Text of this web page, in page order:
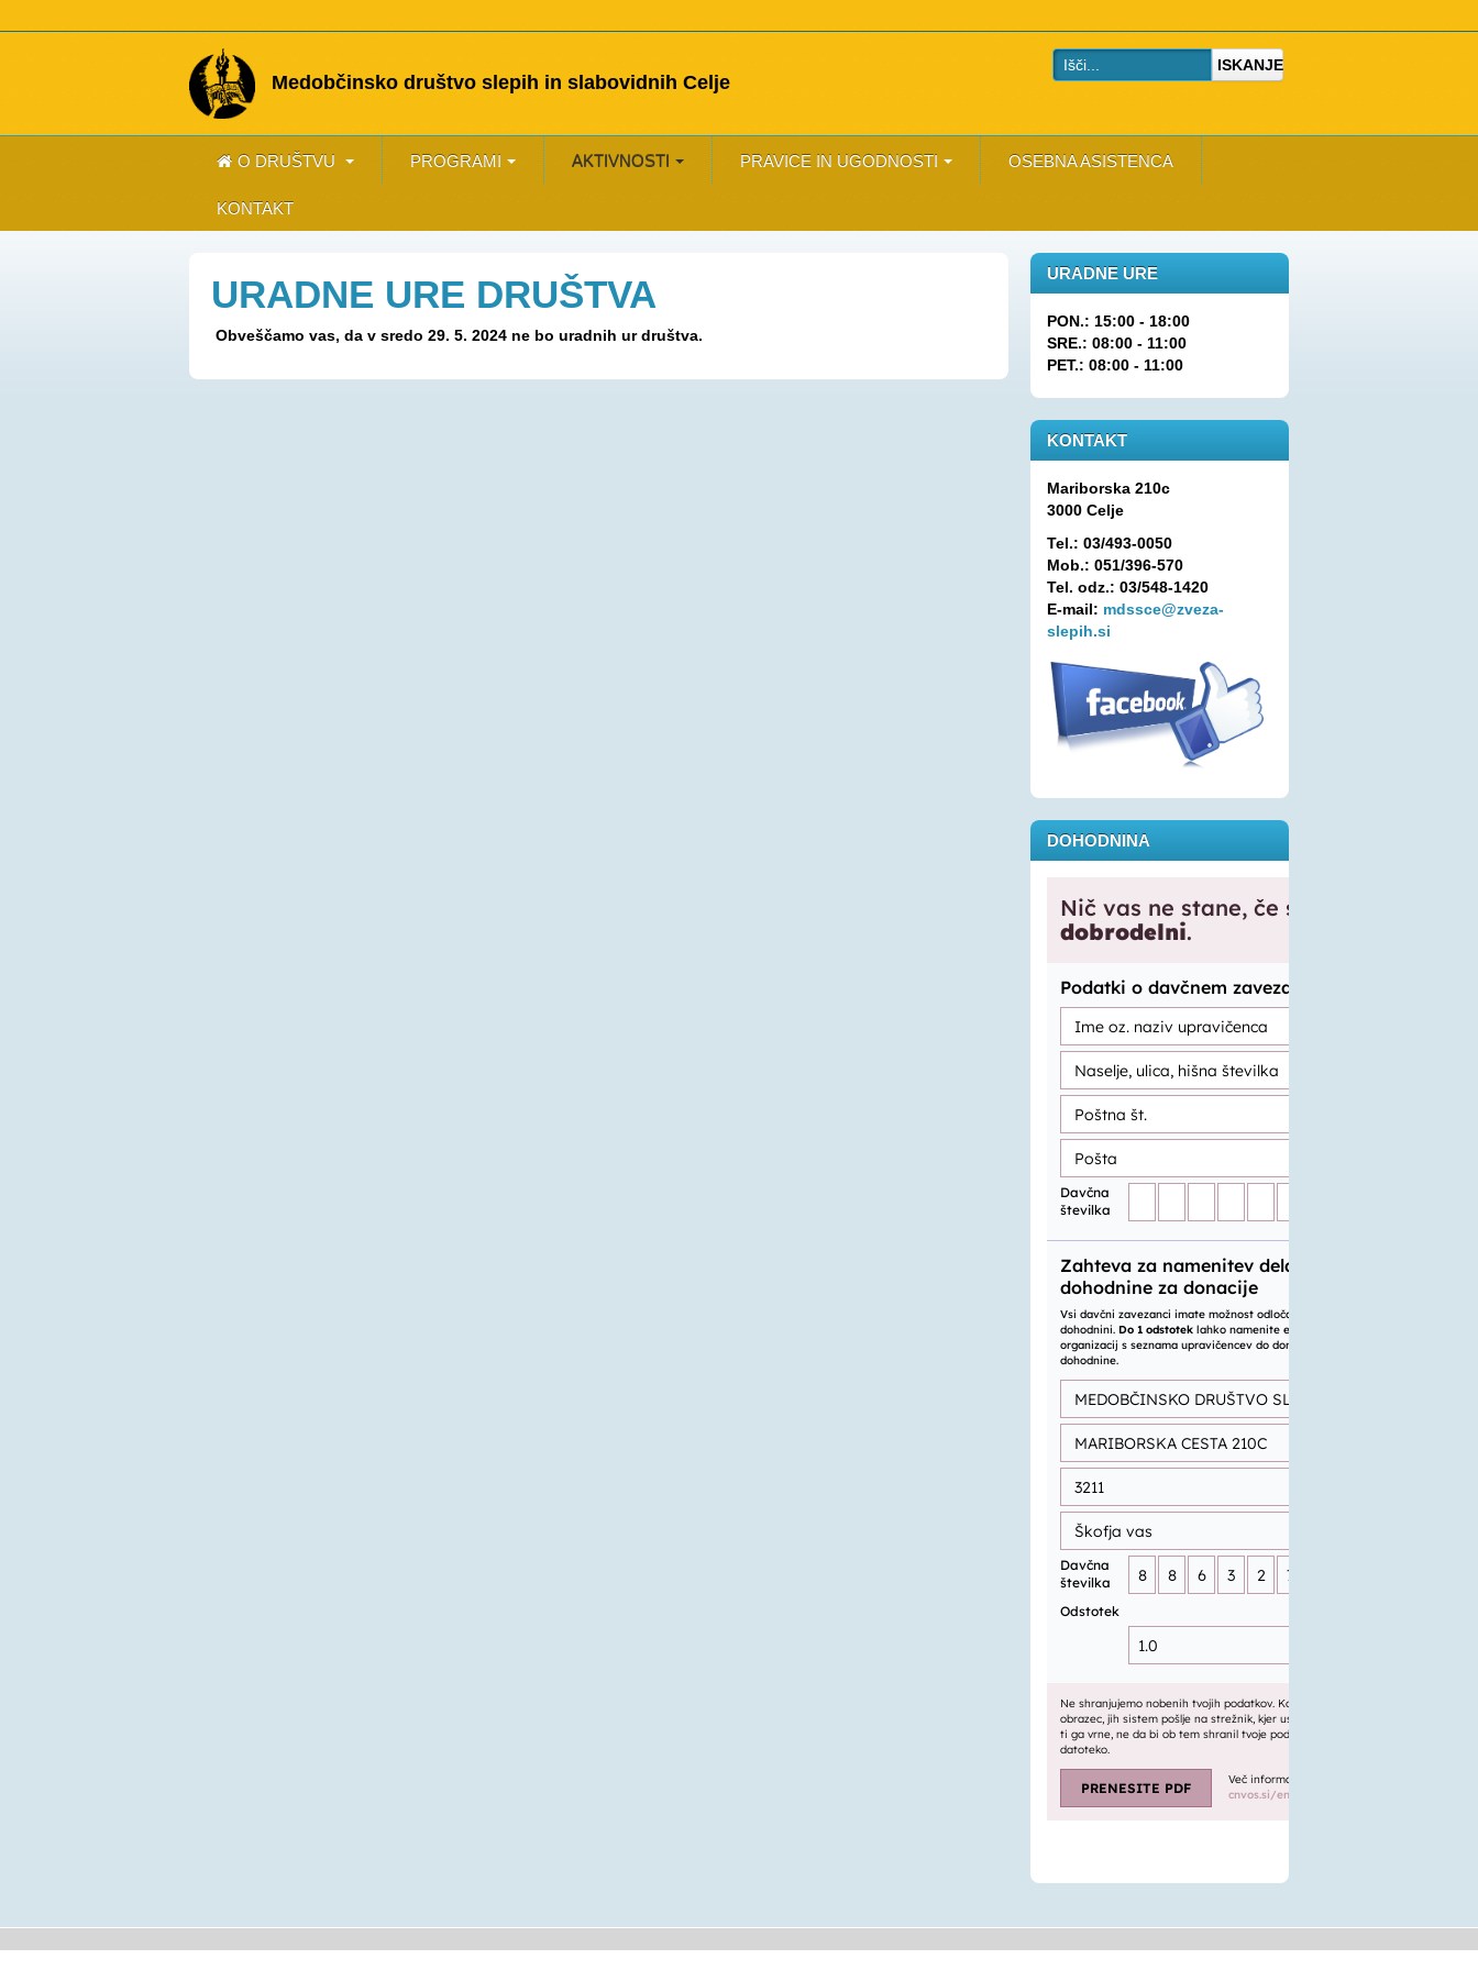
Medobčinsko društvo slepih in slabovidnih Celje
ISKANJE
O DRUŠTVU PROGRAMI AKTIVNOSTI PRAVICE IN UGODNOSTI OSEBNA ASISTENCA
KONTAKT
URADNE URE DRUŠTVA
Obveščamo vas, da v sredo 29. 5. 2024 ne bo uradnih ur društva.
URADNE URE
PON.: 15:00 - 18:00
SRE.: 08:00 - 11:00
PET.: 08:00 - 11:00
KONTAKT
Mariborska 210c
3000 Celje
Tel.: 03/493-0050
Mob.: 051/396-570
Tel. odz.: 03/548-1420
E-mail: mdssce@zveza-
slepih.si
DOHODNINA